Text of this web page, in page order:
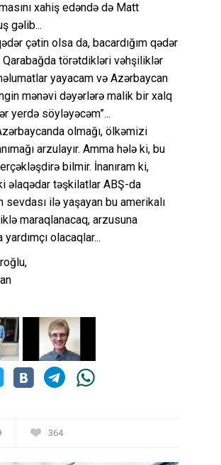
xahiş edəndə də Matt
gəlib...
çətin olsa da, bacardığım qədər
törətdikləri vəhşiliklər
yayacam və Azərbaycan
mənəvi dəyərlərə malik bir xalq
yerdə söyləyəcəm”...
olmağı, ölkəmizi
arzulayır. Amma hələ ki, bu
bilmir. İnanıram ki,
əlaqədar təşkilatlar ABŞ-da
sevdası ilə yaşayan bu amerikalı
maraqlanacaq, arzusuna
yardımçı olacaqlar...
364